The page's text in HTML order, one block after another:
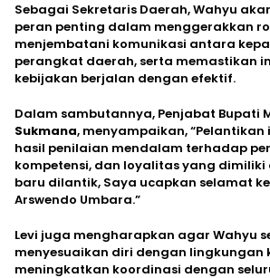
Sebagai Sekretaris Daerah, Wahyu
peran penting dalam menggerakkan
menjembatani komunikasi antara
perangkat daerah, serta memastikan
kebijakan berjalan dengan efektif.
Dalam sambutannya, Penjabat Bupati
Sukmana, menyampaikan,
hasil penilaian mendalam terhadap
kompetensi, dan loyalitas yang dimiliki
baru dilantik, Saya ucapkan selamat
Arswendo Umbara.”
Levi juga mengharapkan agar Wahyu
menyesuaikan diri dengan lingkungan
meningkatkan koordinasi dengan